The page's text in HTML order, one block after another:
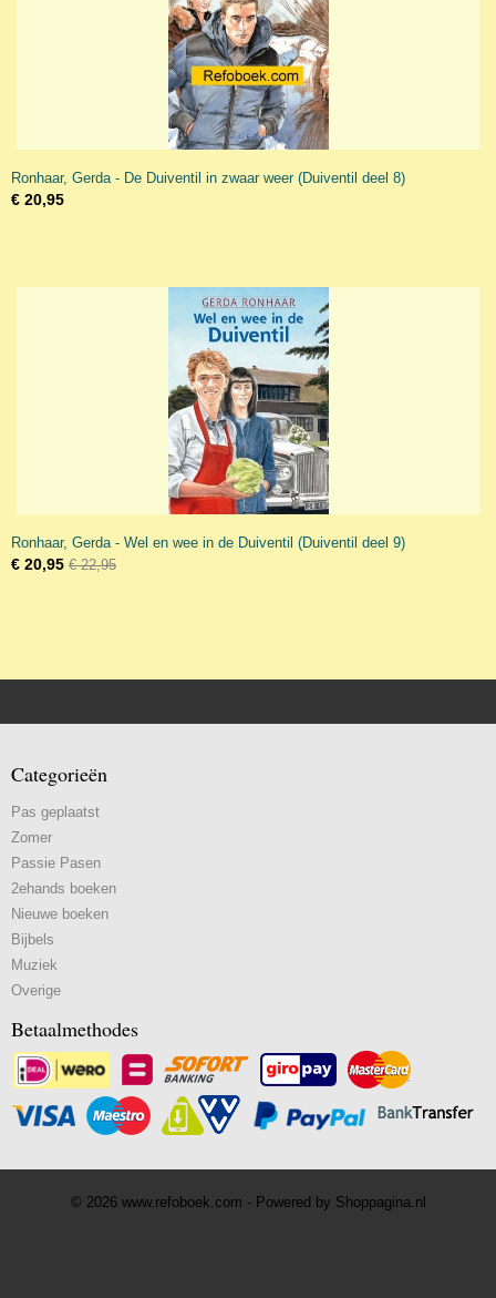
Ronhaar, Gerda - De Duiventil in zwaar weer (Duiventil deel 8)
€ 20,95
Ronhaar, Gerda - Wel en wee in de Duiventil (Duiventil deel 9)
€ 20,95 € 22,95
Categorieën
Pas geplaatst
Zomer
Passie Pasen
2ehands boeken
Nieuwe boeken
Bijbels
Muziek
Overige
Betaalmethodes
© 2026 www.refoboek.com - Powered by Shoppagina.nl